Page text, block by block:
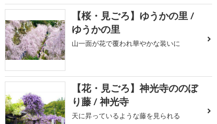
【桜・見ごろ】ゆうかの里 /
ゆうかの里
山一面が花で覆われ華やかな装いに
【花・見ごろ】神光寺ののぼ
り藤 / 神光寺
天に昇っているような藤を見られる